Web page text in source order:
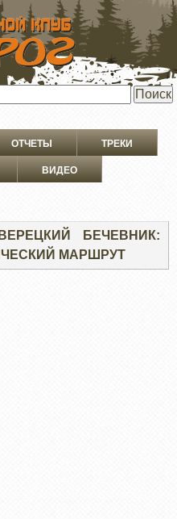
ОТЧЕТЫ ТРЕКИ
ВИДЕО
БЕЧЕВНИК:
МАРШРУТ